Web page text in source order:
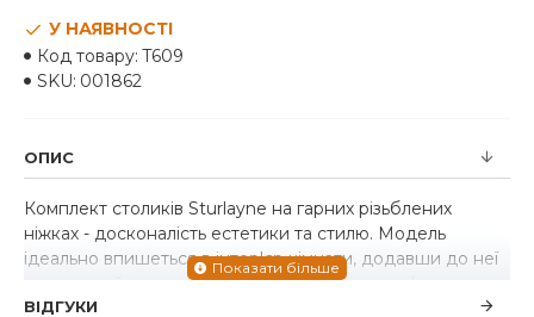
У НАЯВНОСТІ
Код товару: T609
SKU: 001862
ОПИС
Комплект столиків Sturlayne на гарних різьблених
ніжках - досконалість естетики та стилю. Модель
ідеально впишеться в інтер'єр кімнати, додавши до неї
винятковий шарм, домашній затишок та комфорт.
ВІДГУКИ